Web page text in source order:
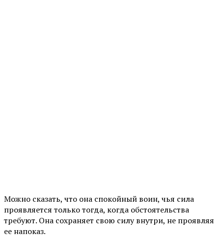
Можно сказать, что она спокойный воин, чья сила
проявляется только тогда, когда обстоятельства
требуют. Она сохраняет свою силу внутри, не проявляя
ее напоказ.